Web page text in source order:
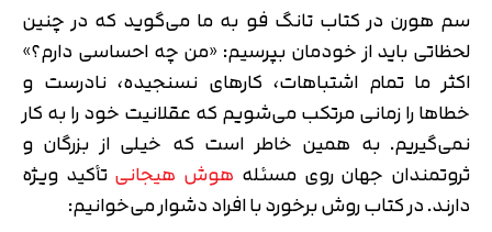
سم هورن در کتاب تانگ فو به ما می‌گوید که در چنین
لحظاتی باید از خودمان بپرسیم: «من چه احساسی دارم؟»
اکثر ما تمام اشتباهات، کارهای نسنجیده، نادرست و
خطاها را زمانی مرتکب می‌شویم که عقلانیت خود را به کار
نمی‌گیریم. به همین خاطر است که خیلی از بزرگان و
ثروتمندان جهان روی مسئله هوش هیجانی تأکید ویژه
دارند. در کتاب روش برخورد با افراد دشوار می‌خوانیم: